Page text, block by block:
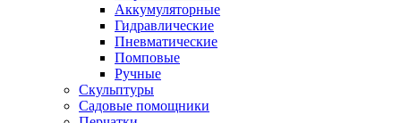
Аккумуляторные
Гидравлические
Пневматические
Помповые
Ручные
Скульптуры
Садовые помощники